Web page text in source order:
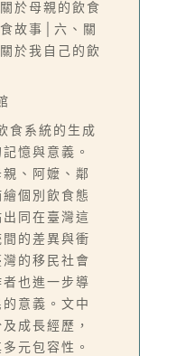
於母親的飲食
故事│六、關
於我自己的飲
食系統的生成
憶與意義。
、阿嬤、鄰
個別飲食態
同在臺灣這
的差異與衝
的移民社會
也進一步導
意義。文中
成長經歷，
元包容性。